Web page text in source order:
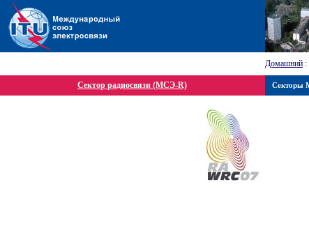
Домашний :
Сектор радиосвязи (МСЭ-R) Секторы